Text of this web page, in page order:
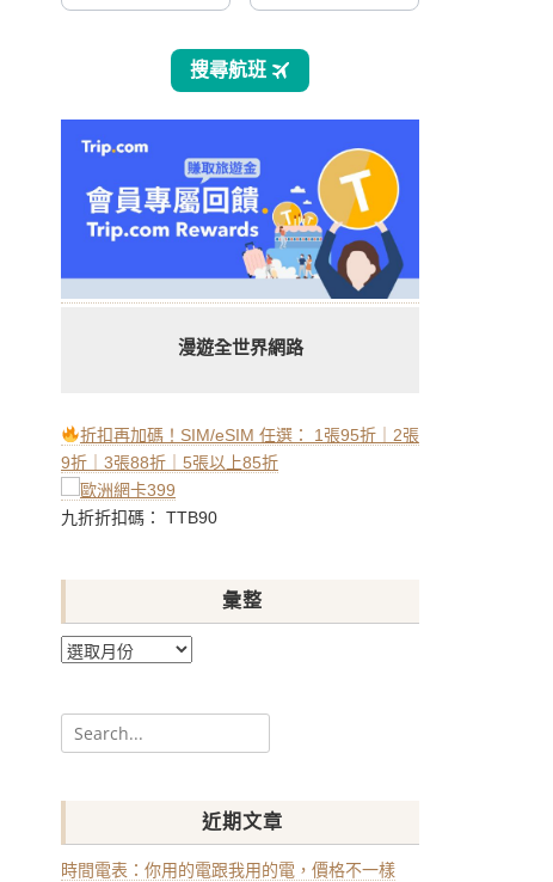
漫遊全世界網路
折扣再加碼！SIM/eSIM 任選： 1張95折｜2張
9折｜3張88折｜5張以上85折
九折折扣碼： TTB90
彙整
彙
Search
for:
近期文章
時間電表：你用的電跟我用的電，價格不一樣